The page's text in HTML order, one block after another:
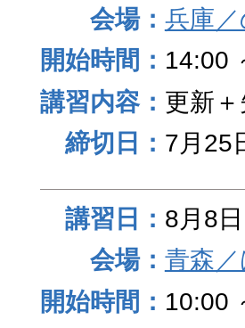
兵庫
14:00
更新
7月25
8月8日
青森
10:00